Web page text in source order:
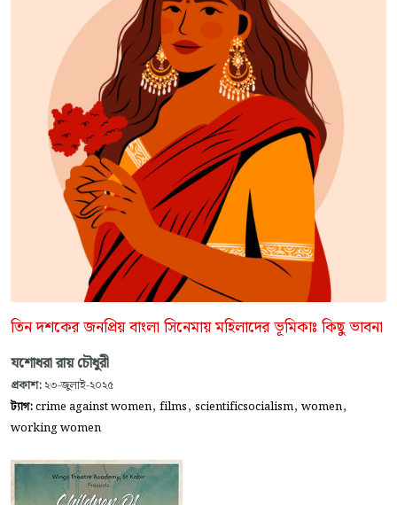
তিন দশকের জনপ্রিয় বাংলা সিনেমায় মহিলাদের ভূমিকাঃ কিছু ভাবনা
যশোধরা রায় চৌধুরী
প্রকাশ: ২৩-জুলাই-২০২৫
ট্যাগ:crime against women, films, scientificsocialism, women,
working women